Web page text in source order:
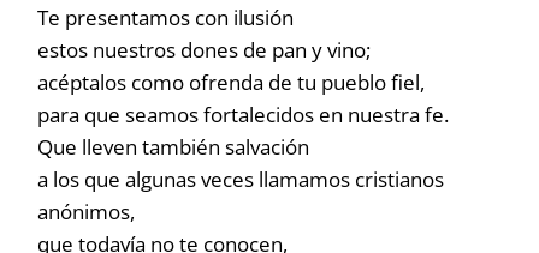
Te presentamos con ilusión
estos nuestros dones de pan y vino;
acéptalos como ofrenda de tu pueblo fiel,
para que seamos fortalecidos en nuestra fe.
Que lleven también salvación
a los que algunas veces llamamos cristianos
anónimos,
que todavía no te conocen,